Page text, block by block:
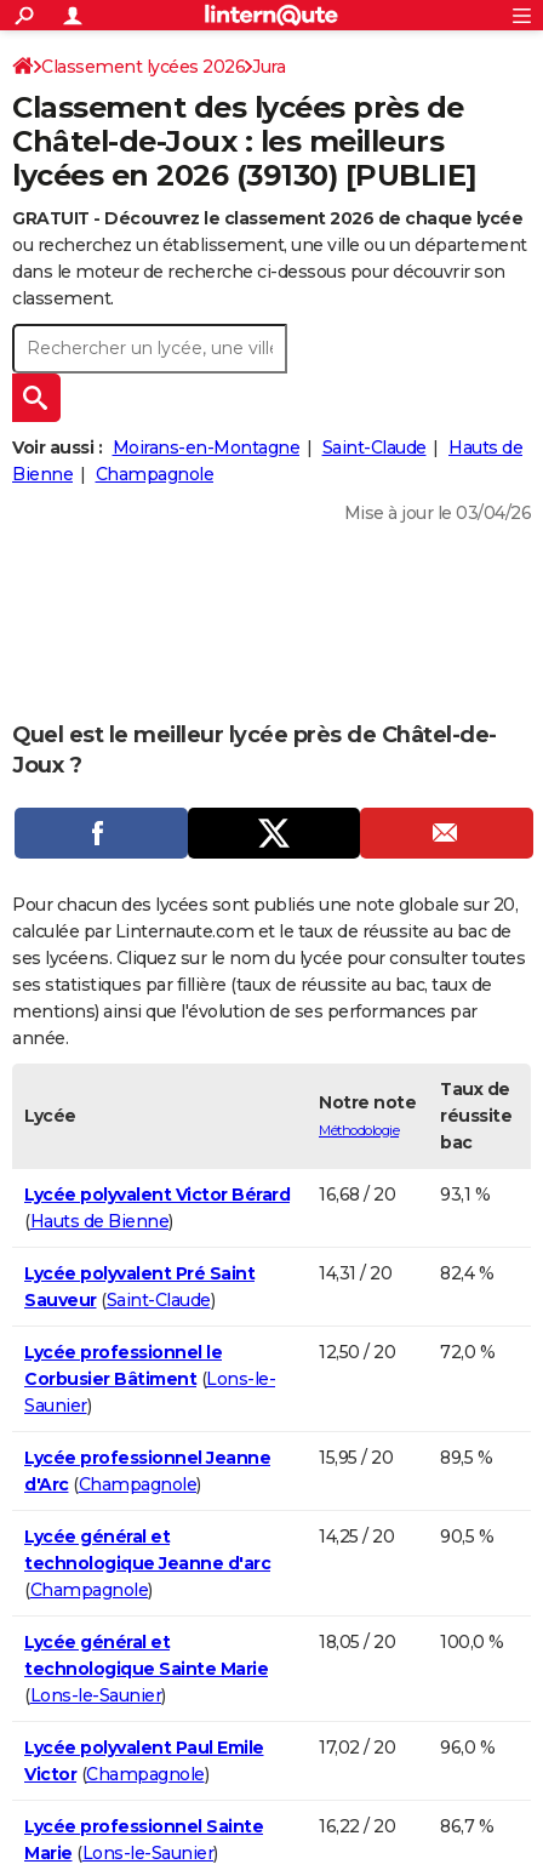
ACTUALITÉS
Politique
Société
Faits Divers
Education
Monde
Villes
+
SPORT
Coupe du monde 2026
Football
Tennis
Cyclisme
Rugby
Forum
CULTURE
Programme TV
TNT
Streaming
Cinéma
Sorties cinéma
Musique
+FINANCE
Retraite
Impôts
Epargne
Immobilier
Risques naturels par ville
Banque
Assurance
Crédit
AUTO
Essais
Réserver un essai
Citadines
Berlines
SUV
Forum auto
+
HIGH-TECH
BRICOLAGE
Forum
Aménagement intérieur
Extérieur
Cuisine
Salle de bains
Jardinage
Rangement
+WEEK-END
Guides de France
Escapades
Patrimoine
Expositions
Musées
Week-end nature
+
LIFESTYLE
Art de vivre
Bien-être
Loisirs
Mode
Modes de vie
+SANTE
Carte de Noël
Carte Bonne année
Carte Saint-Valentin
Carte Pâques
Carte d'anniversaire
DICTIONNAIRE
Dictionnaire
Biographies
Citations
Expressions
Proverbes
PROGRAMME TV
S'inscrire
Se connecter
Lycées
Collèges
Primaires
Universités
Entreprises
Service militaire
Avis de recherche
AVIS DE DÉCÈS
FORUM
Bricolage
Lifestyle
Culture
Sport
Auto
Television
Voyage
Cinema
S'inscrire
Connexion
Classement lycées 2026 Jura
Classement des lycées près de
Châtel-de-Joux : les meilleurs
lycées en 2026 (39130) [PUBLIE]
GRATUIT - Découvrez le classement 2026 de chaque lycée
ou recherchez un établissement, une ville ou un département
dans le moteur de recherche ci-dessous pour découvrir son
classement.
Voir aussi : Moirans-en-Montagne Saint-Claude
Hauts de
Bienne
Champagnole
Mise à jour le 03/04/26
Quel est le meilleur lycée près de Châtel-de-
Joux ?
Pour chacun des lycées sont publiés une note globale sur 20,
calculée par Linternaute.com et le taux de réussite au bac de
ses lycéens. Cliquez sur le nom du lycée pour consulter toutes
ses statistiques par fillière (taux de réussite au bac, taux de
mentions) ainsi que l'évolution de ses performances par
année.
Lycée
Notre note
Méthodologie
Taux de
réussite
bac
Lycée polyvalent Victor Bérard
(Hauts de Bienne)
16,68 / 20 93,1 %
Lycée polyvalent Pré Saint
Sauveur(Saint-Claude)
14,31 / 20 82,4 %
Lycée professionnel le
Corbusier Bâtiment(Lons-le-
Saunier)
12,50 / 20 72,0 %
Lycée professionnel Jeanne
d'Arc(Champagnole)
15,95 / 20 89,5 %
Lycée général et
technologique Jeanne d'arc
(Champagnole)
14,25 / 20 90,5 %
Lycée général et
technologique Sainte Marie
(Lons-le-Saunier)
18,05 / 20 100,0 %
Lycée polyvalent Paul Emile
Victor(Champagnole)
17,02 / 20 96,0 %
Lycée professionnel Sainte
Marie (Lons-le-Saunier)
16,22 / 20 86,7 %